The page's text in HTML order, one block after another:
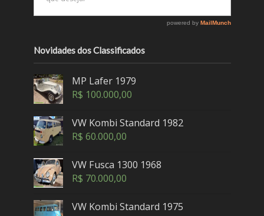
Novidades dos Classificados
MP Lafer 1979
R$ 100.000,00
VW Kombi Standard 1982
R$ 60.000,00
VW Fusca 1300 1968
R$ 70.000,00
VW Kombi Standard 1975